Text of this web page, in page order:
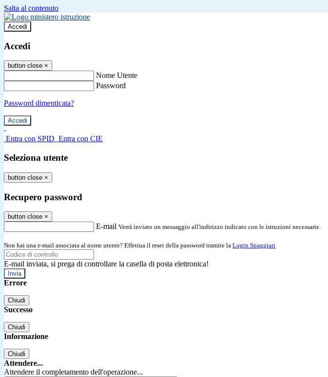
Salta al contenuto
Accedi
Accedi
button close ×
Nome Utente
Password
Password dimenticata?
-
Entra con SPID Entra con CIE
Seleziona utente
button close ×
Recupero password
button close ×
E-mail Verrà inviato un messaggio all'indirizzo indicato con le istruzioni necessarie.
Non hai una e-mail associata al nome utente? Effettua il reset della password tramite la Login Spaggiari
E-mail inviata, si prega di controllare la casella di posta elettronica!
Errore
Chiudi
Successo
Chiudi
Informazione
Chiudi
Attendere...
Attendere il completamento dell'operazione...